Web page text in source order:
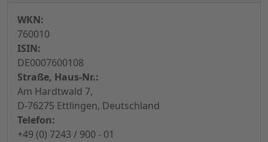
WKN:
760010
ISIN:
DE0007600108
Straße, Haus-Nr.:
Am Hardtwald 7,
D-76275 Ettlingen, Deutschland
Telefon:
+49 (0) 7243 / 900 - 01